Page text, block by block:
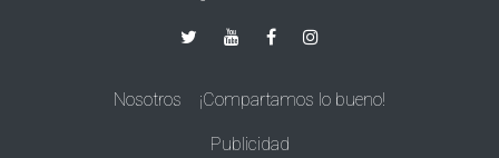
Nosotros ¡Compartamos lo bueno!
Publicidad